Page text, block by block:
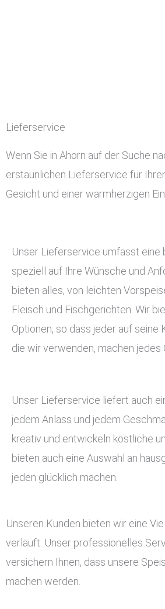
Lieferservice
Wenn Sie in Ahorn auf der Suche
erstaunlichen Lieferservice für
Gesicht und einer warmherzigen
Unser Lieferservice umfasst
speziell auf Ihre Wünsche und
bieten alles, von leichten
Fleisch und Fischgerichten. Wir
Optionen, so dass jeder auf
die wir verwenden, machen jedes
Unser Lieferservice liefert auch
jedem Anlass und jedem
kreativ und entwickeln köstliche
bieten auch eine Auswahl an
jeden glücklich machen.
Unseren Kunden bieten wir eine
verläuft. Unser professionelles
versichern Ihnen, dass unsere
machen werden.